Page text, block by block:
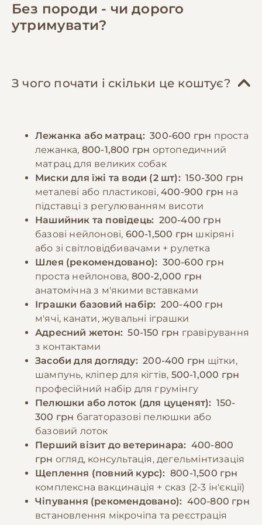
достатньо місця для відпочинку та
активності, зручне спальне місце.
Соціалізація та дресирування відіграють
навчання базовим командам з раннього віку,
обов'язковими елементами догляду.
🎁 −10% на зоотовари
За промокодом E-PET
натуральному годуванні раціон повинен
включати нежирне м'ясо (яловичина,
кількість білків, жирів та вуглеводів у
правильному співвідношенні. Дорослих
Порції мають відповідати розміру та
енергетичним потребам собаки. Необхідно
забезпечити постійний доступ до свіжої
води та слідкувати за реакцією організму на
різні продукти.
🎁 −10% на зоотовари
За промокодом E-PET
Без породи - чи дорого
утримувати?
З чого почати і скільки це коштує?
Лежанка або матрац: 300-600 грн проста
лежанка, 800-1,800 грн ортопедичний
матрац для великих собак
Миски для їжі та води (2 шт): 150-300 грн
металеві або пластикові, 400-900 грн на
підставці з регулюванням висоти
Нашийник та повідець: 200-400 грн
базові нейлонові, 600-1,500 грн шкіряні
або зі світловідбивачами + рулетка
Шлея (рекомендовано): 300-600 грн
проста нейлонова, 800-2,000 грн
анатомічна з м'якими вставками
Іграшки базовий набір: 200-400 грн
м'ячі, канати, жувальні іграшки
Адресний жетон: 50-150 грн гравірування
з контактами
Засоби для догляду: 200-400 грн щітки,
шампунь, кліпер для кігтів, 500-1,000 грн
професійний набір для грумінгу
Пелюшки або лоток (для цуценят): 150-
300 грн багаторазові пелюшки або
базовий лоток
Перший візит до ветеринара: 400-800
грн огляд, консультація, дегельмінтизація
Щеплення (повний курс): 800-1,500 грн
комплексна вакцинація + сказ (2-3 ін'єкції)
Чіпування (рекомендовано): 400-800 грн
встановлення мікрочіпа та реєстрація